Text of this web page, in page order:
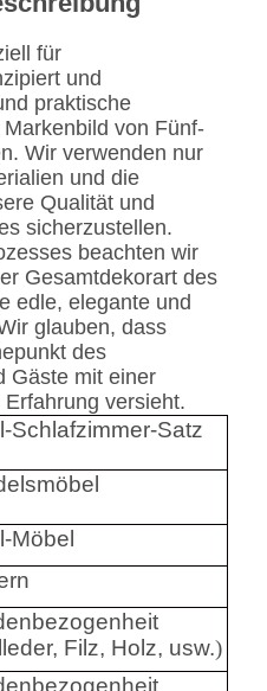
für
und
praktische
von Fünf-
Wir verwenden nur
und die
Qualität und
sicherzustellen.
beachten wir
Gesamtdekorart des
edle, elegante und
glauben, dass
des
Gäste mit einer
versieht.
Schlafzimmer-Satz
Möbel
Filz, Holz, usw.)